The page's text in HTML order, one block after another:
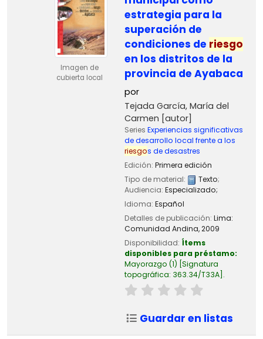
Imagen de
cubierta local
estrategia para la
superación de
condiciones de riesgo
en los distritos de la
provincia de Ayabaca
por
Tejada García, María del
Carmen [autor]
Series Experiencias significativas
de desarrollo local frente a los
riesgos de desastres
Edición: Primera edición
Tipo de material:
Texto;
Audiencia: Especializado;
Idioma: Español
Detalles de publicación: Lima:
Comunidad Andina,2009
Disponibilidad: Ítems
disponibles para préstamo:
Mayorazgo (1) Signatura
topográfica: 363.34/T33A .
Guardar en listas